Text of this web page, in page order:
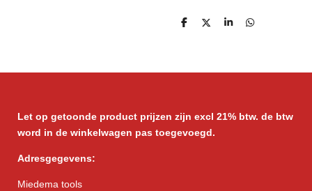
D
D
S
D
Let op getoonde product prijzen zijn excl 21% btw. de btw
word in de winkelwagen pas toegevoegd.
Adresgegevens:
Miedema tools